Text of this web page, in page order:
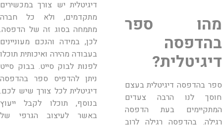
מהו ספר
בהדפסה
דיגיטלית?
ספר בהדפסה דיגיטלית בעצם
חוסך לנו הרבה צעדים
המתקיימים בעת הדפסה
רגילה. בהדפסה רגילה לרוב
דיגיטלית יש צורך במכשירים
מתקדמים, ולא כל חברה
מתמחה בסוג זה של הדפסה.
לכן, במידה והנכם מעוניינים
בעבודה מהירה ואיכותית תוכלו
לפנות לבוק סייט. בבוק סייט
ניתן להדפיס ספר בהדפסה
דיגיטלית לכל צורך שיש לכם.
בנוסף, תוכלו לקבל ייעוץ
באשר לעיצוב הגרפי של